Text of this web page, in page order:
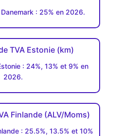
: 25% en 2026.
TVA Estonie (km)
: 24%, 13% et 9% en
2026.
Finlande (ALV/Moms)
: 25.5%, 13.5% et 10%